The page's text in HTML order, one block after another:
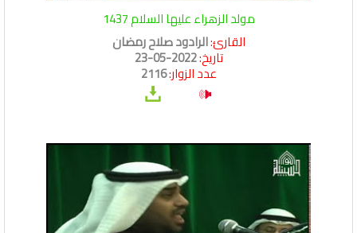
مولد الزهراء عليها السلام 1437
القارئ:الرادود صلاح رمضان
تاريخ:2022-05-23
عدد الزوار:2116